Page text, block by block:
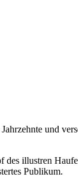
und
illustren
Publikum.